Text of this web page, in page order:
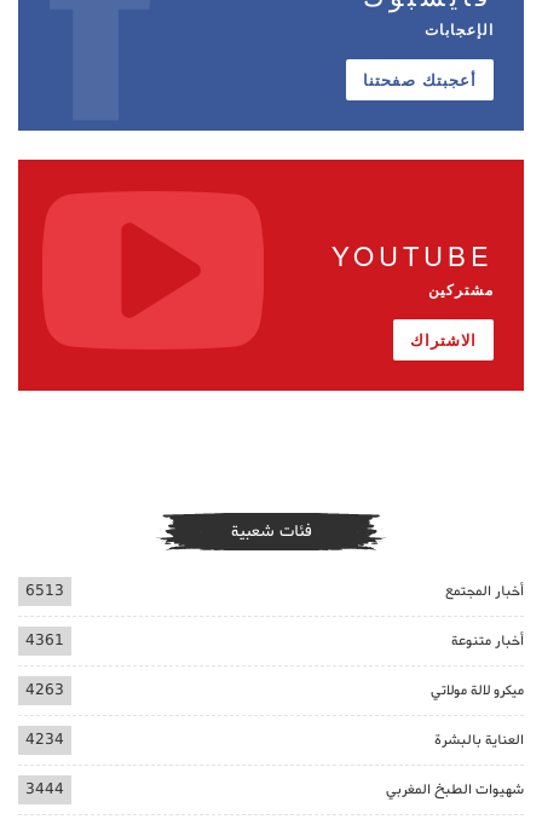
الإعجابات
أعجبتك صفحتنا
YOUTUBE
مشتركين
الاشتراك
فئات شعبية
أخبار المجتمع 6513
أخبار متنوعة 4361
ميكرو لالة مولاتي 4263
العناية بالبشرة 4234
شهيوات الطبخ المغربي 3444